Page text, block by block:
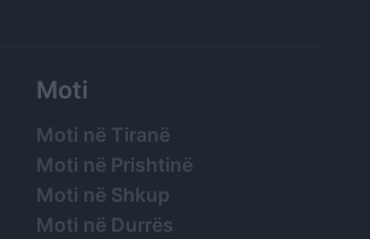
Moti
Moti në Tiranë
Moti në Prishtinë
Moti në Shkup
Moti në Durrës